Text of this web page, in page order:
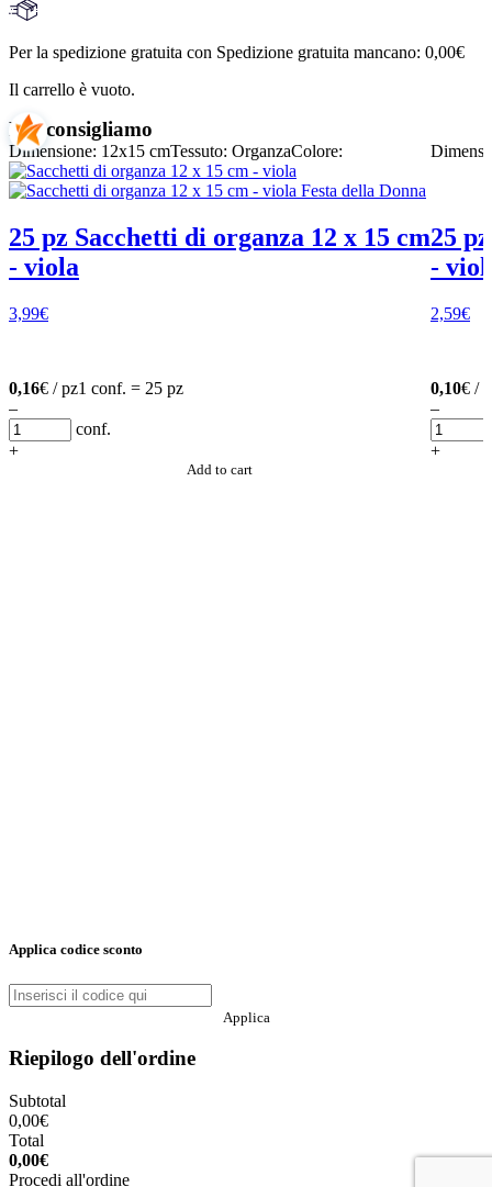
Per la spedizione gratuita con Spedizione gratuita mancano: 0,00€
Il carrello è vuoto.
Noi consigliamo
Dimensione: 12x15 cmTessuto: OrganzaColore:
25 pz Sacchetti di organza 12 x 15 cm
- viola
3,99€
0,16€ / pz1 conf. = 25 pz
–
conf.
+
Add to cart
25
-
2,59€
0,10€ /
–
+
Applica codice sconto
Applica
Riepilogo dell'ordine
Subtotal
0,00€
Total
0,00€
Procedi all'ordine